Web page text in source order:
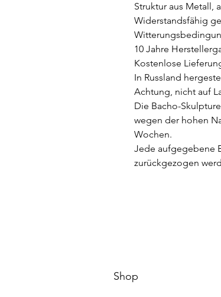
Struktur aus Metall,
Widerstandsfähig
10 Jahre
Kostenlose
In Russland
Achtung, nicht auf
Die Bacho-
wegen der hohen
Wochen.
Jede aufgegebene
zurückgezogen
Shop